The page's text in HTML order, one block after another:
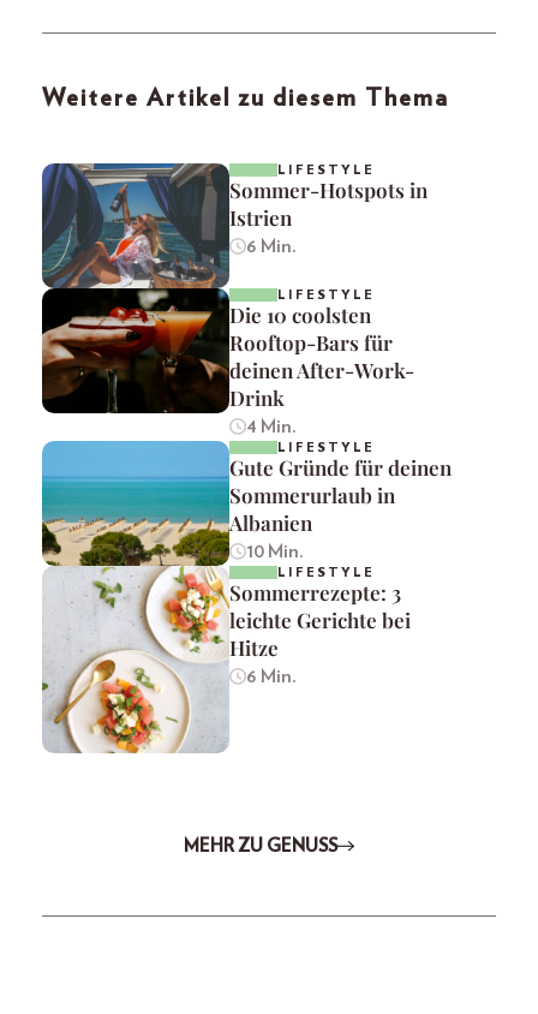
Weitere Artikel zu diesem Thema
LIFESTYLE
Sommer-Hotspots in
Istrien
6 Min.
LIFESTYLE
Die 10 coolsten
Rooftop-Bars für
deinen After-Work-
Drink
4 Min.
LIFESTYLE
Gute Gründe für deinen
Sommerurlaub in
Albanien
10 Min.
LIFESTYLE
Sommerrezepte: 3
leichte Gerichte bei
Hitze
6 Min.
MEHR ZU GENUSS